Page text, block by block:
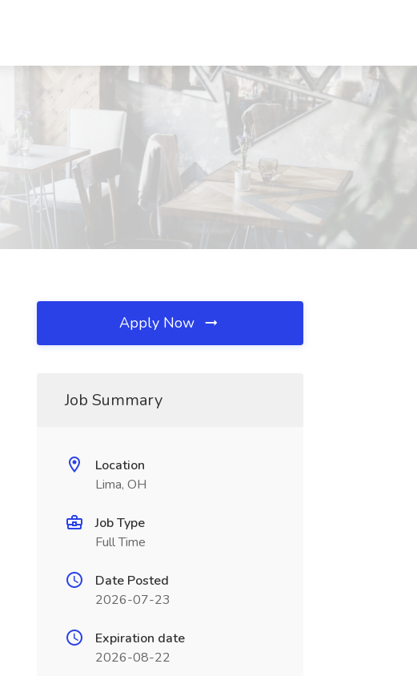
Apply Now
Job Summary
Location
Lima, OH
Job Type
Full Time
Date Posted
2026-07-23
Expiration date
2026-08-22